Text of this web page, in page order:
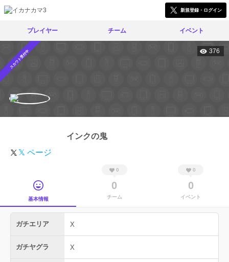
新規登録・ログイン
プレイヤー チーム イベント
スカウト受付中 376
インクの鬼
𝕏 ページ
基本情報
0
0
チーム
0
0
イベント
ガチエリア X
ガチヤグラ X